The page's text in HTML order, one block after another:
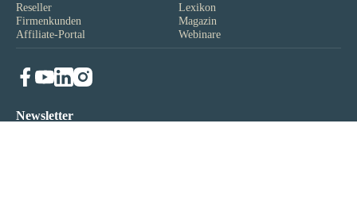
Reseller
Firmenkunden
Affiliate-Portal
Lexikon
Magazin
Webinare
Newsletter